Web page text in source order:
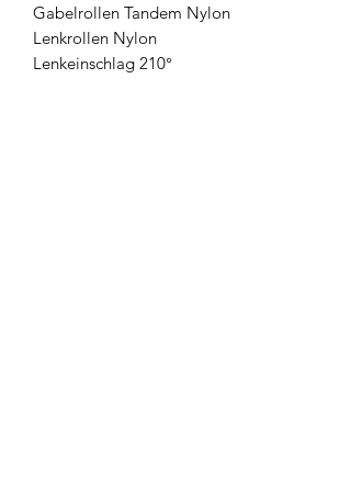
Gabelrollen Tandem Nylon
Lenkrollen Nylon
Lenkeinschlag 210°